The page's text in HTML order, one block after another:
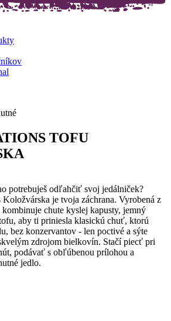
TOFU
potrebuješ odľahčiť svoj jedálniček?
je tvoja záchrana. Vyrobená z
chute kyslej kapusty, jemný
aby ti priniesla klasickú chuť, ktorú
bez konzervantov - len poctivé a sýte
zdrojom bielkovín. Stačí piecť pri
podávať s obľúbenou prílohou a
jedlo.